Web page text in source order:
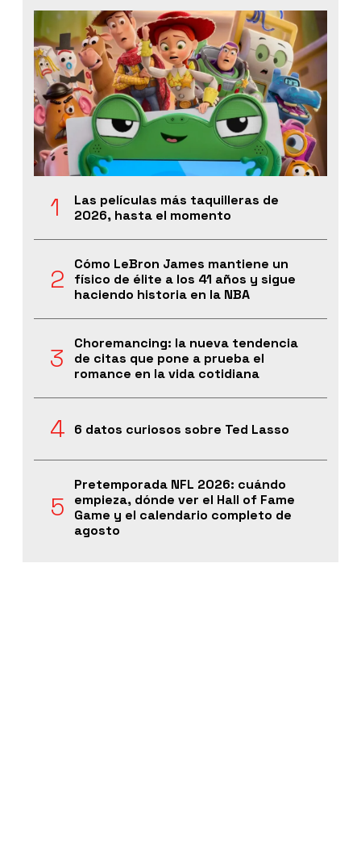
Las películas más taquilleras de
2026, hasta el momento
Cómo LeBron James mantiene un
físico de élite a los 41 años y sigue
haciendo historia en la NBA
Choremancing: la nueva tendencia
de citas que pone a prueba el
romance en la vida cotidiana
6 datos curiosos sobre Ted Lasso
Pretemporada NFL 2026: cuándo
empieza, dónde ver el Hall of Fame
Game y el calendario completo de
agosto